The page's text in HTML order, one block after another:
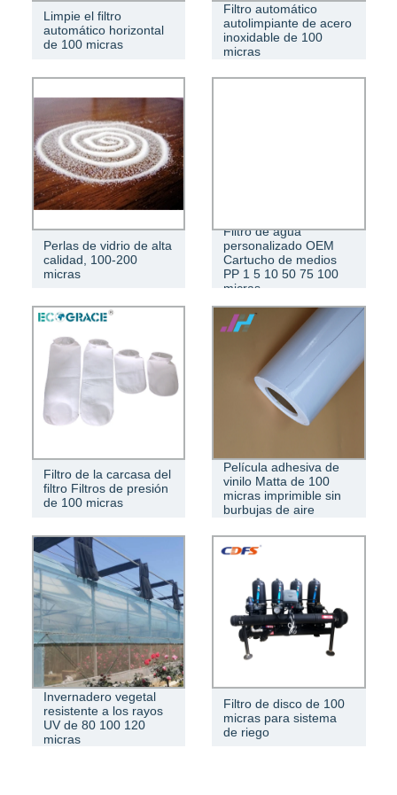
Limpie el filtro
automático horizontal
de 100 micras
Filtro automático
autolimpiante de acero
inoxidable de 100
micras
Perlas de vidrio de alta
calidad, 100-200
micras
Filtro de agua
personalizado OEM
Cartucho de medios
PP 1 5 10 50 75 100
micras
Filtro de la carcasa del
filtro Filtros de presión
de 100 micras
Película adhesiva de
vinilo Matta de 100
micras imprimible sin
burbujas de aire
Invernadero vegetal
resistente a los rayos
UV de 80 100 120
micras
Filtro de disco de 100
micras para sistema
de riego